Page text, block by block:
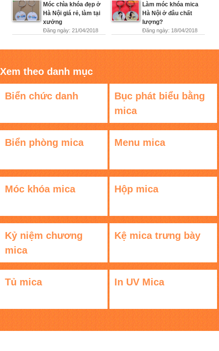
Móc chìa khóa đẹp ở
Hà Nội giá rẻ, làm tại
xưởng
Đăng ngày: 21/04/2018
Làm móc khóa mica
Hà Nội ở đâu chất
lượng?
Đăng ngày: 18/04/2018
Xem theo danh mục
Biển chức danh
Bục phát biểu bằng
mica
Biển phòng mica Menu mica
Móc khóa mica Hộp mica
Kỷ niệm chương
mica
Kệ mica trưng bày
Tủ mica In UV Mica